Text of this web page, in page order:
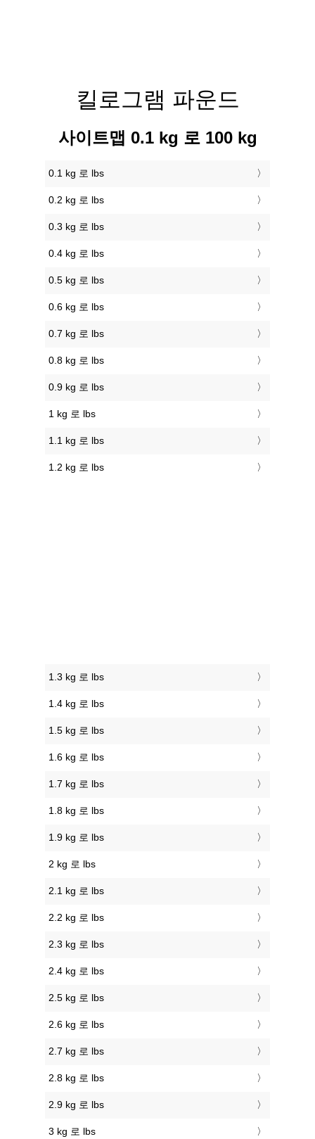
킬로그램 파운드
사이트맵 0.1 kg 로 100 kg
0.1 kg 로 lbs
0.2 kg 로 lbs
0.3 kg 로 lbs
0.4 kg 로 lbs
0.5 kg 로 lbs
0.6 kg 로 lbs
0.7 kg 로 lbs
0.8 kg 로 lbs
0.9 kg 로 lbs
1 kg 로 lbs
1.1 kg 로 lbs
1.2 kg 로 lbs
1.3 kg 로 lbs
1.4 kg 로 lbs
1.5 kg 로 lbs
1.6 kg 로 lbs
1.7 kg 로 lbs
1.8 kg 로 lbs
1.9 kg 로 lbs
2 kg 로 lbs
2.1 kg 로 lbs
2.2 kg 로 lbs
2.3 kg 로 lbs
2.4 kg 로 lbs
2.5 kg 로 lbs
2.6 kg 로 lbs
2.7 kg 로 lbs
2.8 kg 로 lbs
2.9 kg 로 lbs
3 kg 로 lbs